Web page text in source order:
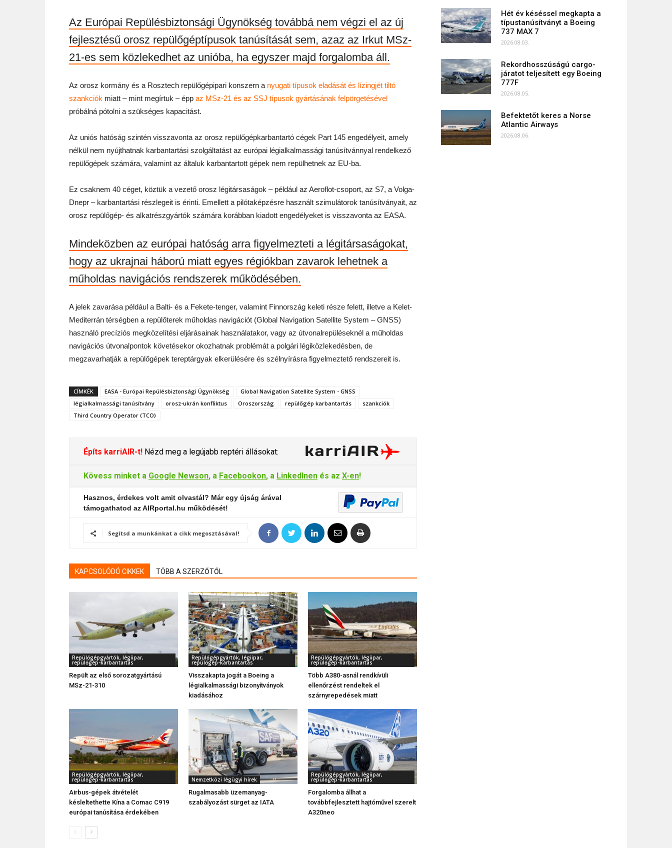
Az Európai Repülésbiztonsági Ügynökség továbbá nem végzi el az új
fejlesztésű orosz repülőgéptípusok tanúsítását sem, azaz az Irkut MSz-
21-es sem közlekedhet az unióba, ha egyszer majd forgalomba áll.
Az orosz kormány és a Rosztech repülőgépipari konszern a nyugati típusok eladását és lízingjét tiltó
szankciók miatt – mint megírtuk – épp az MSz-21 és az SSJ típusok gyártásának felpörgetésével
próbálná pótolni a szükséges kapacitást.
Az uniós hatóság szintén visszavonta az orosz repülőgépkarbantartó cégek Part 145 engedélyeit, amely
nélkül nem nyújthatnak karbantartási szolgáltatást az európai légialkalmassági tanúsítvánnyal rendelkező
repülőgépek számára, valamint az általuk karbantartott gépek nem repülhetnek az EU-ba.
Ez csaknem 40 céget, köztük a vezető orosz légitársaságok – például az Aeroflot-csoport, az S7, a Volga-
Dnepr – karbantartási részlegeit is érinti. Emellett a pilótaképzésre használt szimulátorok tanúsítványait, az
orosz repülőgép- és alkatrészgyártók számára korábban kiadott engedélyeket is visszavonta az EASA.
Mindeközben az európai hatóság arra figyelmezteti a légitársaságokat,
hogy az ukrajnai háború miatt egyes régiókban zavarok lehetnek a
műholdas navigációs rendszerek működésében.
A jelek zavarása például a Balti- és a Fekete-tenger, valamint Finnország keleti része felett, illetve a Kelet-
Mediterrán térségben a repülőterek műholdas navigációt (Global Navigation Satellite System – GNSS)
használó precíziós megközelítési eljárásainak használatakor, vagy az útvonalrepüléseknél a műholdas
navigációs útvonalpontok követésekor okozhatnak problémát a polgári légiközlekedésben, de
megzavarhatják a repülőgépek tereptárgyak elkerülésére és szélnyírásra figyelmeztető rendszereit is.
CÍMKÉK EASA - Európai Repülésbiztonsági Ügynökség
Global Navigation Satellite System - GNSS
légialkalmassági tanúsítvány
orosz-ukrán konfliktus Oroszország repülőgép karbantartás
szankciók
Third Country Operator (TCO)
Építs karriAIR-t! Nézd meg a legújabb reptéri állásokat:
Kövess minket a Google Newson, a Facebookon, a LinkedInen és az X-en!
Hasznos, érdekes volt amit olvastál? Már egy újság árával
támogathatod az AIRportal.hu működését!
Segítsd a munkánkat a cikk megosztásával!
KAPCSOLÓDÓ CIKKEK TÖBB A SZERZŐTŐL
Repülőgépgyártók, légiipar,
repülőgép-karbantartás
Repült az első sorozatgyártású
MSz-21-310
Repülőgépgyártók, légiipar,
repülőgép-karbantartás
Visszakapta jogát a Boeing a
légialkalmassági bizonyítványok
kiadásához
Repülőgépgyártók, légiipar,
repülőgép-karbantartás
Több A380-asnál rendkívüli
ellenőrzést rendeltek el
szárnyrepedések miatt
Repülőgépgyártók, légiipar,
repülőgép-karbantartás
Airbus-gépek átvételét
késleltethette Kína a Comac C919
európai tanúsítása érdekében
Nemzetközi légügyi hírek
Rugalmasabb üzemanyag-
szabályozást sürget az IATA
Repülőgépgyártók, légiipar,
repülőgép-karbantartás
Forgalomba állhat a
továbbfejlesztett hajtóművel szerelt
A320neo
Hét év késéssel megkapta a
típustanúsítványt a Boeing
737 MAX 7
2026.08.03.
Rekordhosszúságú cargo-
járatot teljesített egy Boeing
777F
2026.08.05.
Befektetőt keres a Norse
Atlantic Airways
2026.08.06.